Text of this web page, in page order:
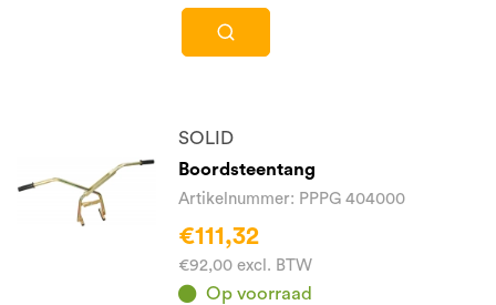
SOLID
Boordsteentang
Artikelnummer: PPPG 404000
€111,32
€92,00 excl. BTW
Op voorraad